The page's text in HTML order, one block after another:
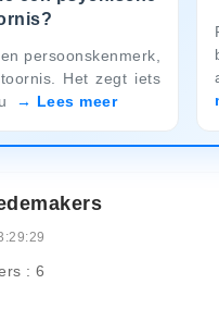
persoonskenmerk,
Het zegt iets
Lees meer
: 6